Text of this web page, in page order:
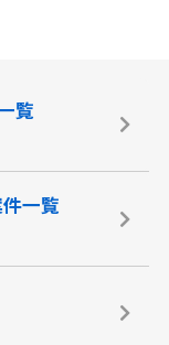
覧
一覧